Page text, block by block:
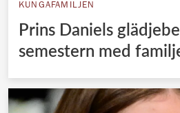
KUNGAFAMILJEN
Prins Daniels
semestern med